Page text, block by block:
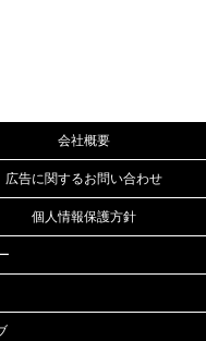
会社概要
広告に関するお問い合わせ
個人情報保護方針